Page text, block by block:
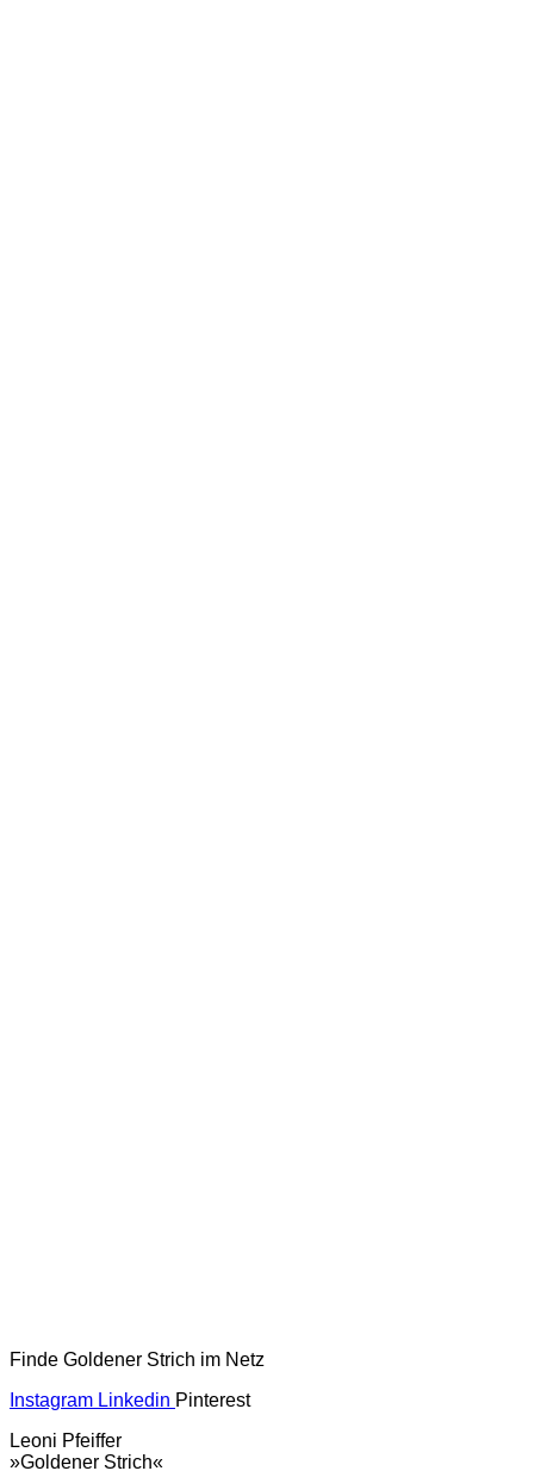
Finde Goldener Strich im Netz
Instagram Linkedin Pinterest
Leoni Pfeiffer
»Goldener Strich«